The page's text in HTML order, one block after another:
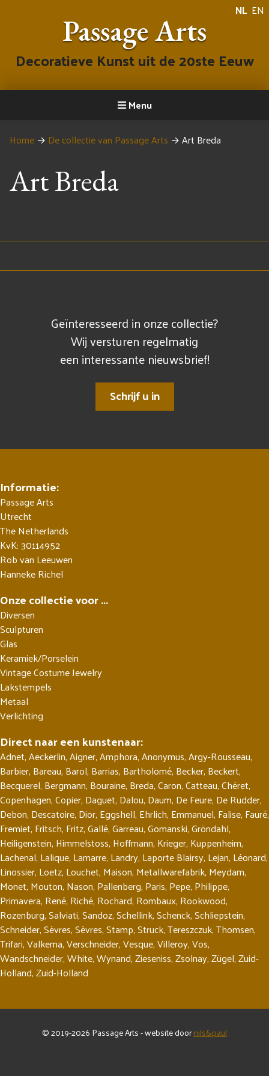
NL EN
Passage Arts
Decoratieve Kunst uit de 20ste Eeuw
Menu
Home → De collectie van Passage Arts →Art Breda
Art Breda
Geïnteresseerd in onze collectie?
Wij versturen regelmatig
een interessante nieuwsbrief!
Schrijf u in
Informatie:
Passage Arts
Utrecht
The Netherlands
KvK: 30114952
Rob van Leeuwen
Hanneke Richel
Onze collectie voor ...
Diversen
Sculpturen
Glas
Keramiek/Porselein
Vintage Costume Jewelry
Lakstempels
Metaal
Verlichting
Direct naar een kunstenaar:
Adnet,Aeckerlin,Aigner,Amphora,Anonymus,Argy-Rousseau,
Barbier, Bareau, Barol, Barrias, Bartholomé, Becker, Beckert,
Becquerel, Bergmann, Bouraine, Breda,Caron,Catteau,Chéret,
Copenhagen,Copier, Daguet, Dalou, Daum, De Feure, De Rudder,
Debon, Descatoire, Dior, Eggshell, Ehrlich, Emmanuel, Falise, Fauré,
Fremiet, Fritsch, Fritz,Gallé,Garreau,Gomanski,Gröndahl,
Heiligenstein, Himmelstoss, Hoffmann, Krieger, Kuppenheim,
Lachenal, Lalique, Lamarre, Landry, Laporte Blairsy, Lejan, Léonard,
Linossier, Loetz, Louchet, Maison, Metallwarefabrik, Meydam,
Monet, Mouton, Nason, Pallenberg, Paris, Pepe, Philippe,
Primavera, René, Riché, Rochard, Rombaux, Rookwood,
Rozenburg,Salviati,Sandoz,Schellink,Schenck,Schliepstein,
Schneider,Sèvres,Sèvres,Stamp,Struck,Tereszczuk,Thomsen,
Trifari,Valkema,Verschneider,Vesque,Villeroy,Vos,
Wandschneider,White,Wynand,Zieseniss,Zsolnay,Zügel,Zuid-
Holland,Zuid-Holland
© 2019-2026 Passage Arts - website doornils&paul